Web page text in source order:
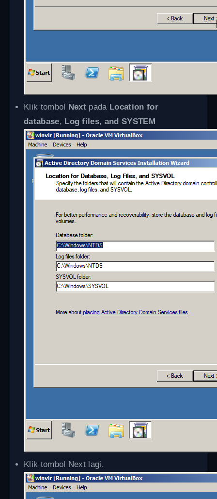
Klik tombol Next pada Location for
database, Log files, and SYSTEM
Klik tombol Next lagi.